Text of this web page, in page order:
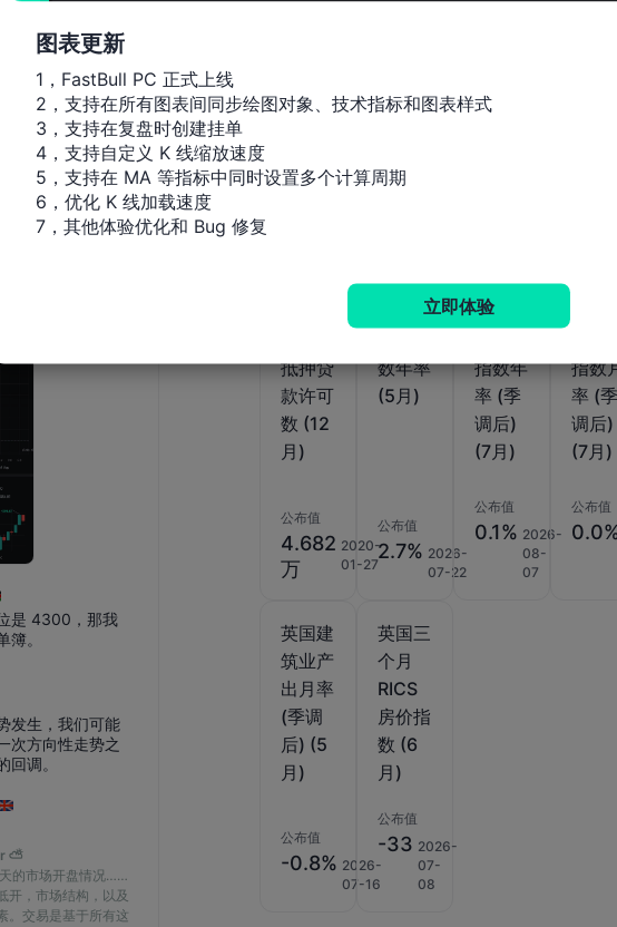
相关指标
抵押贷
款许可
数 (12
月)
公布值
4.682
万
2020-
01-27
英国
DCLG
数年率
(5月)
公布值
2.7% 2026-
07-22
英国
Halifa
指数年
率 (季
调后)
(7月)
公布值
0.1% 2026-
08-
07
指数
率 (季
调后)
(7月)
公布值
英国建
筑业产
出月率
(季调
后) (5
月)
公布值
-0.8% 2026-
07-16
英国三
个月
RICS
房价指
数 (6
月)
公布值
-33 2026-
07-
08
图表更新
1，FastBull PC 正式上线
2，支持在所有图表间同步绘图对象、技术指标和图表样式
3，支持在复盘时创建挂单
4，支持自定义 K 线缩放速度
5，支持在 MA 等指标中同时设置多个计算周期
6，优化 K 线加载速度
7，其他体验优化和 Bug 修复
立即体验